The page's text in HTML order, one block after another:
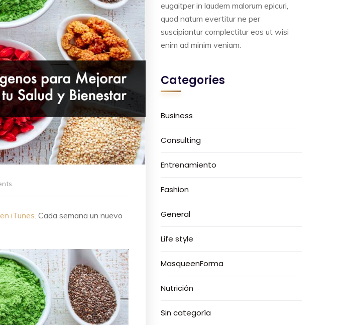
iTunes . Cada semana un nuevo
eugaitper in laudem malorum epicuri,
quod natum evertitur ne per
suscipiantur complectitur eos ut wisi
enim ad minim veniam.
Categories
Business
Consulting
Entrenamiento
Fashion
General
Life style
MasqueenForma
Nutrición
Sin categoría